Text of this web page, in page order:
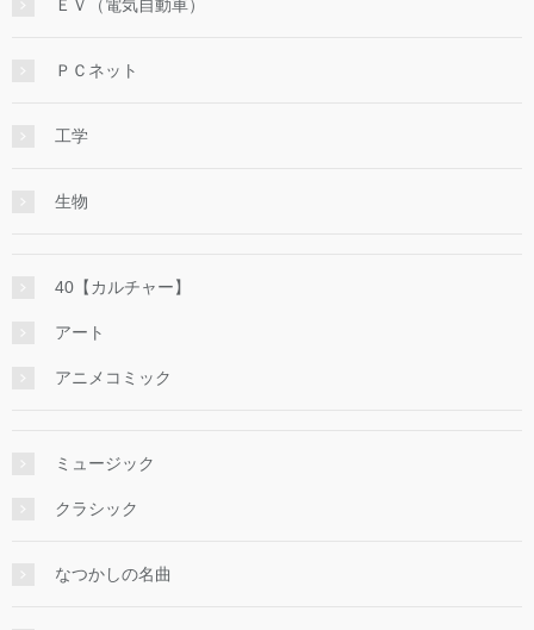
ＥＶ（電気自動車）
ＰＣネット
工学
生物
40【カルチャー】
アート
アニメコミック
ミュージック
クラシック
なつかしの名曲